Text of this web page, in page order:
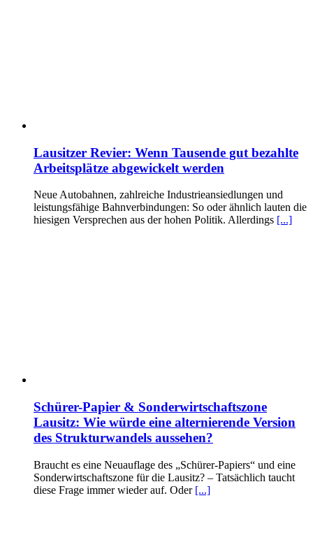
Lausitzer Revier: Wenn Tausende gut bezahlte
Arbeitsplätze abgewickelt werden
Neue Autobahnen, zahlreiche Industrieansiedlungen und
leistungsfähige Bahnverbindungen: So oder ähnlich lauten die
hiesigen Versprechen aus der hohen Politik. Allerdings [...]
Schürer-Papier & Sonderwirtschaftszone
Lausitz: Wie würde eine alternierende Version
des Strukturwandels aussehen?
Braucht es eine Neuauflage des „Schürer-Papiers“ und eine
Sonderwirtschaftszone für die Lausitz? – Tatsächlich taucht
diese Frage immer wieder auf. Oder [...]